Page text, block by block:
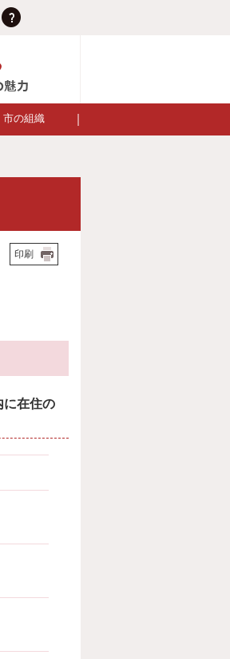
市の組織
印刷
に在住の